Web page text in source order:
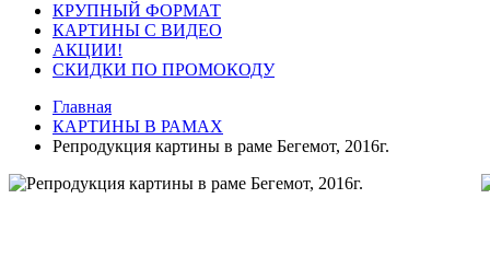
КРУПНЫЙ ФОРМАТ
КАРТИНЫ С ВИДЕО
АКЦИИ!
СКИДКИ ПО ПРОМОКОДУ
Главная
КАРТИНЫ В РАМАХ
Репродукция картины в раме Бегемот, 2016г.